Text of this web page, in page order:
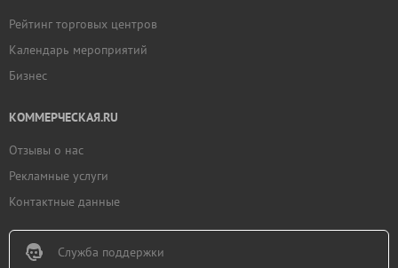
Рейтинг торговых центров
Календарь мероприятий
Бизнес
КОММЕРЧЕСКАЯ.RU
Отзывы о нас
Рекламные услуги
Контактные данные
Служба поддержки